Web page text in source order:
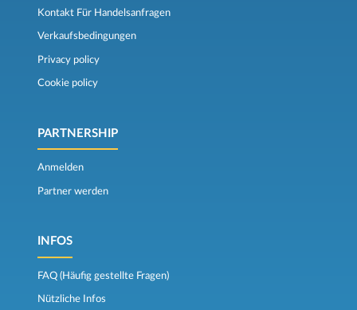
Kontakt Für Handelsanfragen
Verkaufsbedingungen
Privacy policy
Cookie policy
PARTNERSHIP
Anmelden
Partner werden
INFOS
FAQ (Häufig gestellte Fragen)
Nützliche Infos